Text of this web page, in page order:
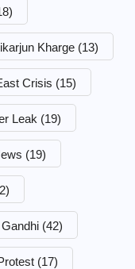
Kharge (13)
Crisis (15)
Leak (19)
(19)
(42)
(17)